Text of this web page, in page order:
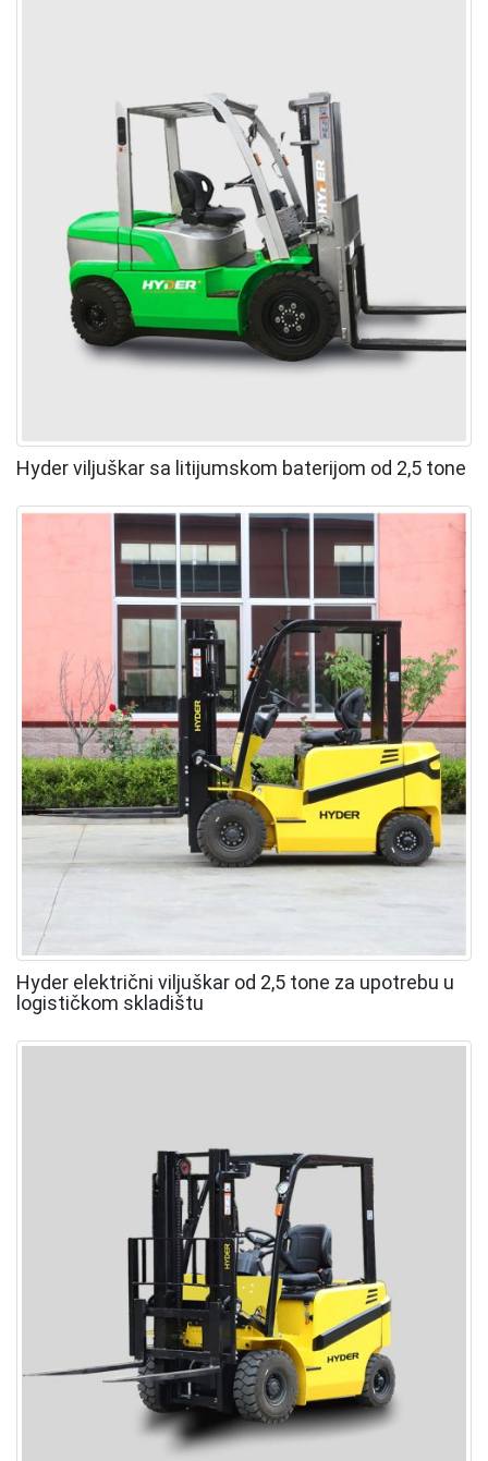
Hyder viljuškar sa litijumskom baterijom od 2,5 tone
Hyder električni viljuškar od 2,5 tone za upotrebu u
logističkom skladištu